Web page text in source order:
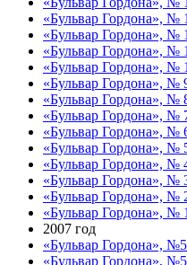
«Бульвар Гордона», №
«Бульвар Гордона», №
«Бульвар Гордона», №
«Бульвар Гордона», №
«Бульвар Гордона», №
«Бульвар Гордона», №
«Бульвар Гордона», №
«Бульвар Гордона», №
«Бульвар Гордона», №
«Бульвар Гордона», №
«Бульвар Гордона», №
«Бульвар Гордона», №
«Бульвар Гордона», №
2007 год
«Бульвар Гордона»,
«Бульвар Гордона»,